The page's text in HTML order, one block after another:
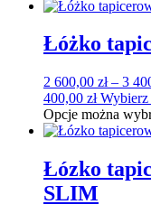
Łóżko
2 600,00 zł – 3
400,00 zł Wybierz
Opcje można
Łózko
SLIM